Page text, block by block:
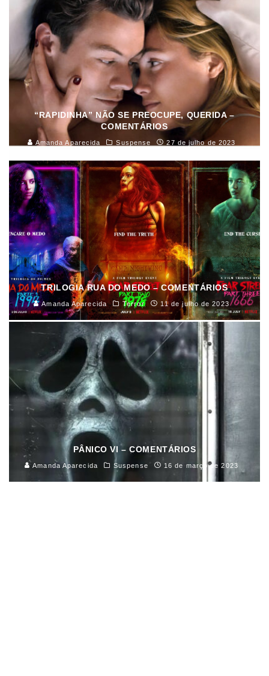
“RAPIDINHA” NÃO SE PREOCUPE, QUERIDA –
COMENTÁRIOS
Amanda Aparecida Suspense 27 de julho de 2023
TRILOGIA RUA DO MEDO – COMENTÁRIOS
Amanda Aparecida Terror 11 de julho de 2023
PÂNICO VI – COMENTÁRIOS
Amanda Aparecida Suspense 16 de março de 2023